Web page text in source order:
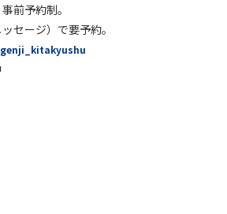
前予約制。
セージ）で要予約。